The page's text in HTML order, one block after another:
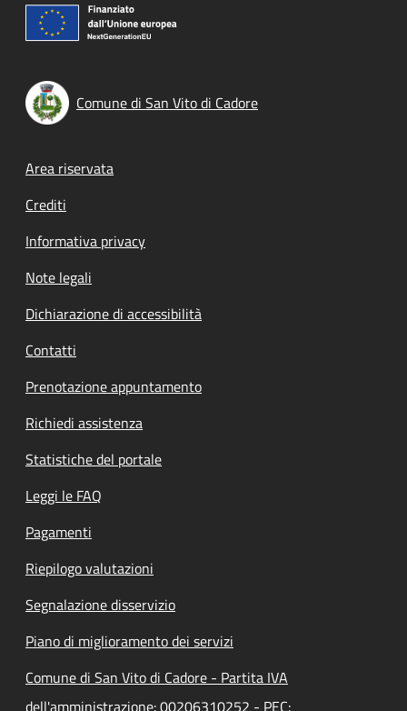
Comune di San Vito di Cadore
Footer menu
Area riservata
Crediti
Informativa privacy
Note legali
Dichiarazione di accessibilità
Contatti
Prenotazione appuntamento
Richiedi assistenza
Statistiche del portale
Leggi le FAQ
Pagamenti
Riepilogo valutazioni
Segnalazione disservizio
Piano di miglioramento dei servizi
Comune di San Vito di Cadore - Partita IVA
dell'amministrazione: 00206310252 - PEC: